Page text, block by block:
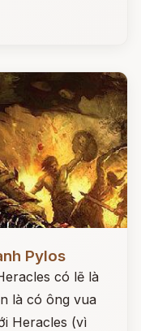
Pylos
có lẽ là
là có ông vua
Heracles (vì